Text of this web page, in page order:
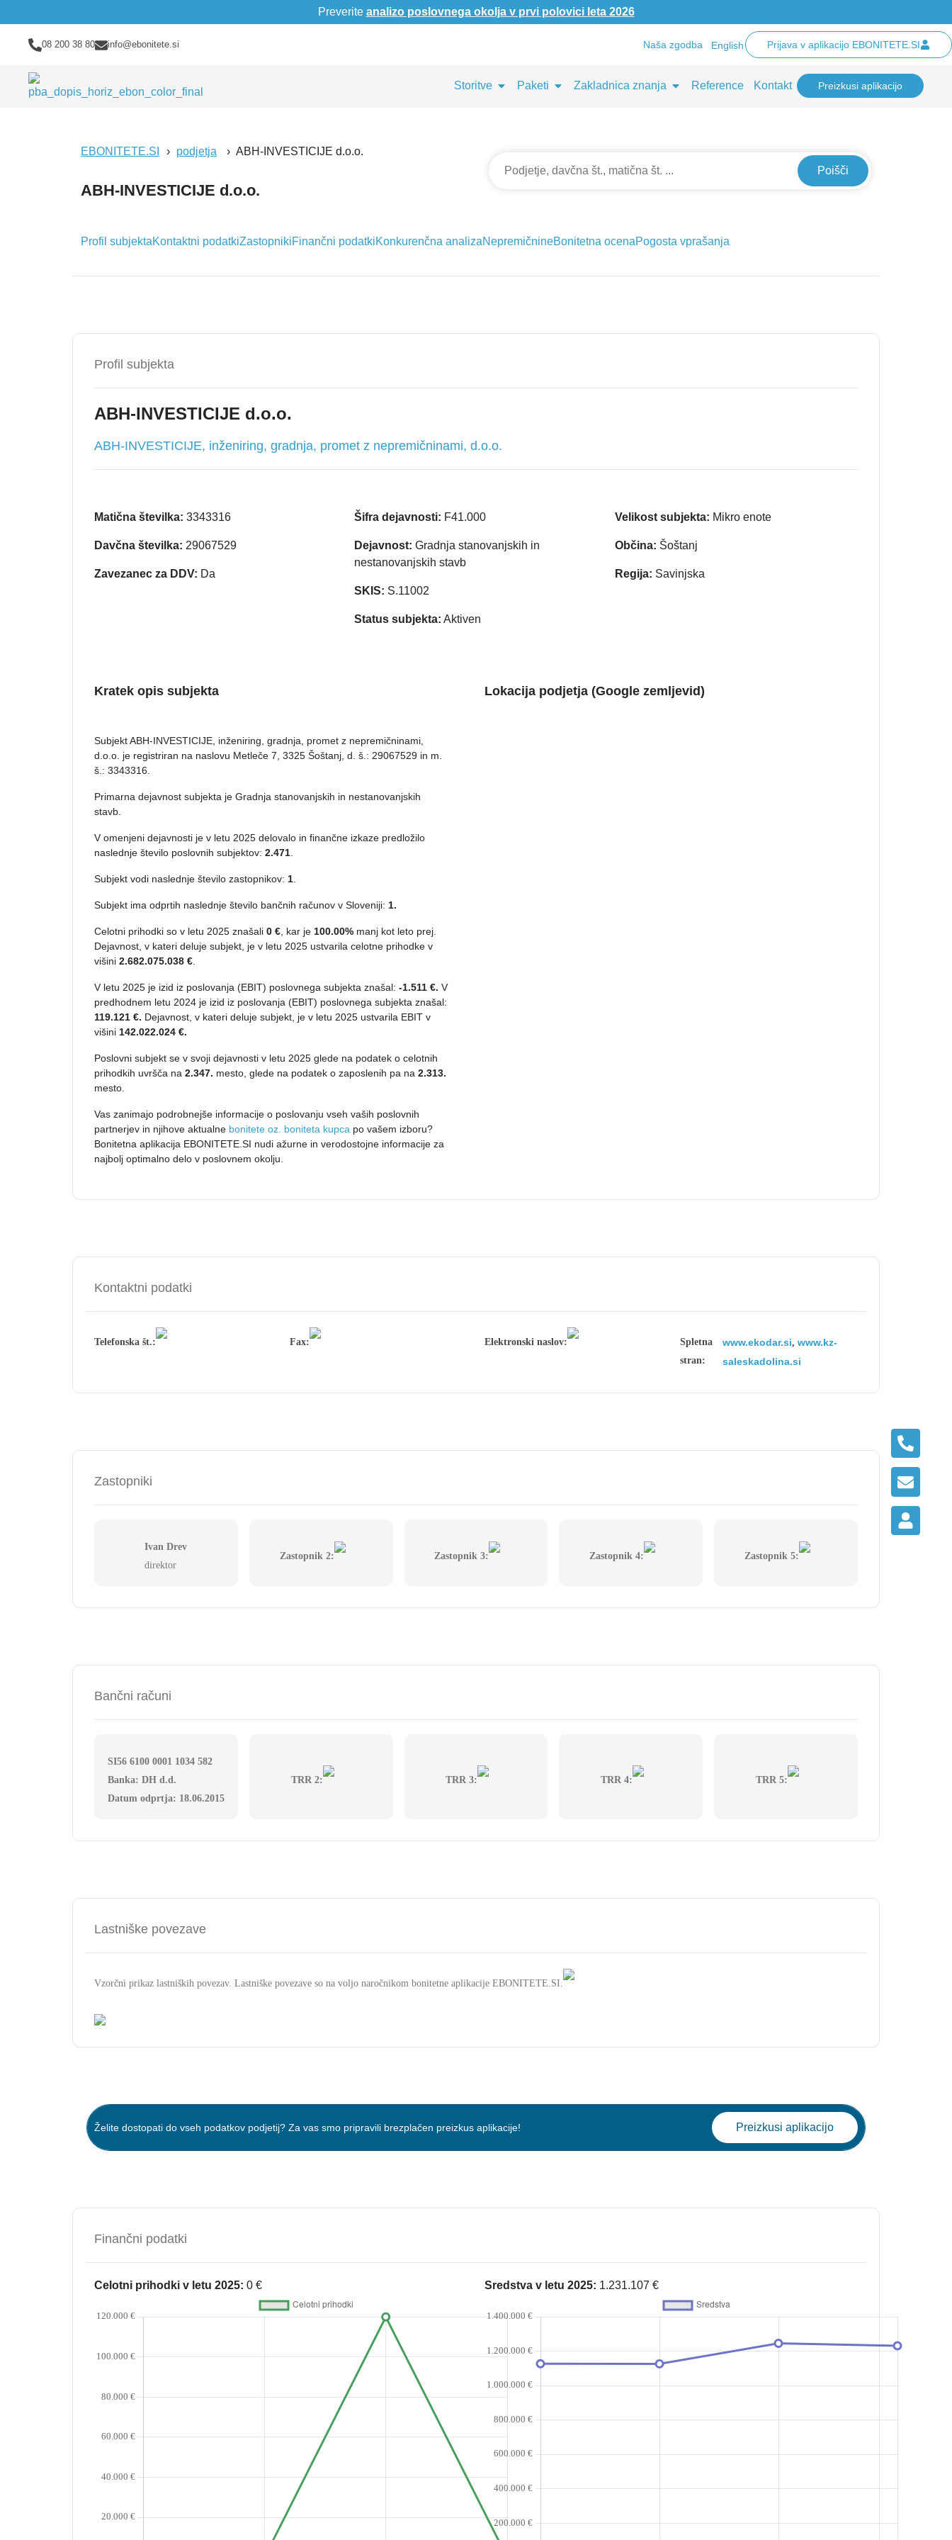
Preverite analizo poslovnega okolja v prvi polovici leta 2026
08 200 38 80 info@ebonitete.si Naša zgodba English Prijava v aplikacijo EBONITETE.SI
Storitve Paketi Zakladnica znanja Reference Kontakt Preizkusi aplikacijo
EBONITETE.SI podjetja ABH-INVESTICIJE d.o.o.
ABH-INVESTICIJE d.o.o.
Poišči
Profil subjektaKontaktni podatkiZastopnikiFinančni podatkiKonkurenčna analizaNepremičnineBonitetna ocenaPogosta vprašanja
Profil subjekta
ABH-INVESTICIJE d.o.o.
ABH-INVESTICIJE, inženiring, gradnja, promet z nepremičninami, d.o.o.
Matična številka: 3343316
Davčna številka: 29067529
Zavezanec za DDV: Da
Šifra dejavnosti: F41.000
Dejavnost: Gradnja stanovanjskih in
nestanovanjskih stavb
SKIS: S.11002
Status subjekta: Aktiven
Velikost subjekta: Mikro enote
Občina: Šoštanj
Regija: Savinjska
Kratek opis subjekta
Subjekt ABH-INVESTICIJE, inženiring, gradnja, promet z nepremičninami,
d.o.o. je registriran na naslovu Metleče 7, 3325 Šoštanj, d. š.: 29067529 in m.
š.: 3343316.
Primarna dejavnost subjekta je Gradnja stanovanjskih in nestanovanjskih
stavb.
V omenjeni dejavnosti je v letu 2025 delovalo in finančne izkaze predložilo
naslednje število poslovnih subjektov: 2.471
Subjekt vodi naslednje število zastopnikov: 1
Subjekt ima odprtih naslednje število bančnih računov v Sloveniji: 1.
Celotni prihodki so v letu 2025 znašali 0 € , kar je 100.00% manj kot leto prej.
Dejavnost, v kateri deluje subjekt, je v letu 2025 ustvarila celotne prihodke v
višini 2.682.075.038 €
V letu 2025 je izid iz poslovanja (EBIT) poslovnega subjekta znašal: -1.511 €. V
predhodnem letu 2024 je izid iz poslovanja (EBIT) poslovnega subjekta znašal:
119.121 €. Dejavnost, v kateri deluje subjekt, je v letu 2025 ustvarila EBIT v
višini 142.022.024 €.
Poslovni subjekt se v svoji dejavnosti v letu 2025 glede na podatek o celotnih
prihodkih uvršča na 2.347. mesto, glede na podatek o zaposlenih pa na 2.313.
mesto.
Vas zanimajo podrobnejše informacije o poslovanju vseh vaših poslovnih
partnerjev in njihove aktualne bonitete oz. boniteta kupca po vašem izboru?
Bonitetna aplikacija EBONITETE.SI nudi ažurne in verodostojne informacije za
najbolj optimalno delo v poslovnem okolju.
Lokacija podjetja (Google zemljevid)
Kontaktni podatki
Telefonska št.: Fax: Elektronski naslov:
Spletna
stran:
www.ekodar.si, www.kz-
saleskadolina.si
Zastopniki
Ivan Drev
direktor
Zastopnik 2: Zastopnik 3: Zastopnik 4: Zastopnik 5:
Bančni računi
SI56 6100 0001 1034 582
Banka: DH d.d.
Datum odprtja: 18.06.2015
TRR 2: TRR 3: TRR 4: TRR 5:
Lastniške povezave
Vzorčni prikaz lastniških povezav. Lastniške povezave so na voljo naročnikom bonitetne aplikacije EBONITETE.SI.
Želite dostopati do vseh podatkov podjetij? Za vas smo pripravili brezplačen preizkus aplikacije! Preizkusi aplikacijo
Finančni podatki
Celotni prihodki v letu 2025: 0 € Sredstva v letu 2025: 1.231.107 €